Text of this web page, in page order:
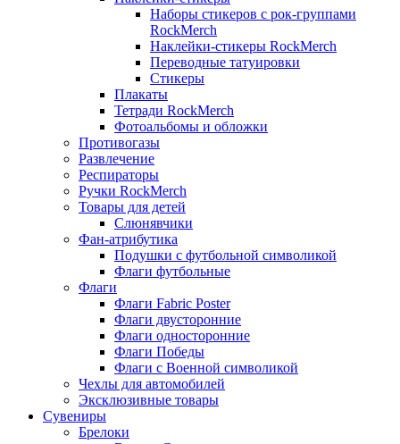
Наборы стикеров с рок-группами
RockMerch
Наклейки-стикеры RockMerch
Переводные татуировки
Стикеры
Плакаты
Тетради RockMerch
Фотоальбомы и обложки
Противогазы
Развлечение
Респираторы
Ручки RockMerch
Товары для детей
Слюнявчики
Фан-атрибутика
Подушки с футбольной символикой
Флаги футбольные
Флаги
Флаги Fabric Poster
Флаги двусторонние
Флаги односторонние
Флаги Победы
Флаги с Военной символикой
Чехлы для автомобилей
Эксклюзивные товары
Сувениры
Брелоки